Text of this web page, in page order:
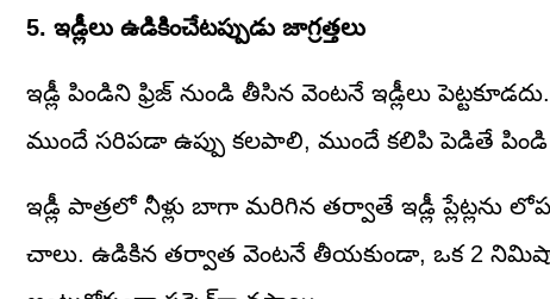
5. ఇడ్లీలు ఉడికించేటప్పుడు జాగ్రత్తలు
ఇడ్లీ పిండిని ఫ్రిజ్ నుండి తీసిన వెంటనే ఇడ్లీలు
ముందే సరిపడా ఉప్పు కలపాలి, ముందే కలిపి పెడితే పిండి
ఇడ్లీ పాత్రలో నీళ్లు బాగా మరిగిన తర్వాతే ఇడ్లీ ప్లేట్లను
చాలు. ఉడికిన తర్వాత వెంటనే తీయకుండా, ఒక 2 నిమిషాలు